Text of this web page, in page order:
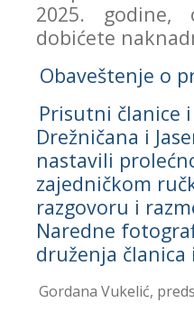
2025. godine,
dobićete
Obaveštenje o
Prisutni članice
Drežničana i
nastavili
zajedničkom
razgovoru i
Naredne
druženja članica
Gordana Vukelić,